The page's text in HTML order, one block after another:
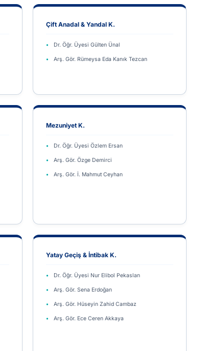
Çift Anadal & Yandal K.
Dr. Öğr. Üyesi Gülten Ünal
Arş. Gör. Rümeysa Eda Kanık Tezcan
Mezuniyet K.
Dr. Öğr. Üyesi Özlem Ersan
Arş. Gör. Özge Demirci
Arş. Gör. İ. Mahmut Ceyhan
Yatay Geçiş & İntibak K.
Dr. Öğr. Üyesi Nur Elibol Pekaslan
Arş. Gör. Sena Erdoğan
Arş. Gör. Hüseyin Zahid Cambaz
Arş. Gör. Ece Ceren Akkaya